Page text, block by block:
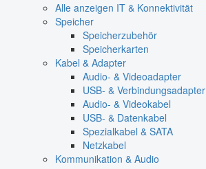
Alle anzeigen IT & Konnektivität
Speicher
Speicherzubehör
Speicherkarten
Kabel & Adapter
Audio- & Videoadapter
USB- & Verbindungsadapter
Audio- & Videokabel
USB- & Datenkabel
Spezialkabel & SATA
Netzkabel
Kommunikation & Audio